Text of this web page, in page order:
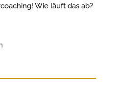
Wie läuft das ab?